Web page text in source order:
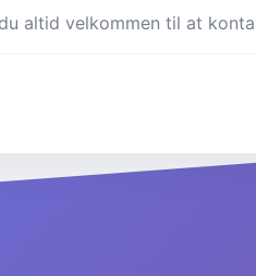
altid velkommen til at